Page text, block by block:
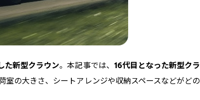
た新型クラウン。本記事では、 16代目となった新型クラ
室の大きさ、シートアレンジや収納スペースなどがどの